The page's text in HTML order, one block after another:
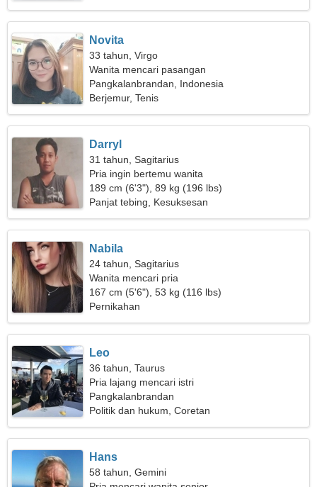
Novita
33 tahun, Virgo
Wanita mencari pasangan
Pangkalanbrandan, Indonesia
Berjemur, Tenis
Darryl
31 tahun, Sagitarius
Pria ingin bertemu wanita
189 cm (6'3"), 89 kg (196 lbs)
Panjat tebing, Kesuksesan
Nabila
24 tahun, Sagitarius
Wanita mencari pria
167 cm (5'6"), 53 kg (116 lbs)
Pernikahan
Leo
36 tahun, Taurus
Pria lajang mencari istri
Pangkalanbrandan
Politik dan hukum, Coretan
Hans
58 tahun, Gemini